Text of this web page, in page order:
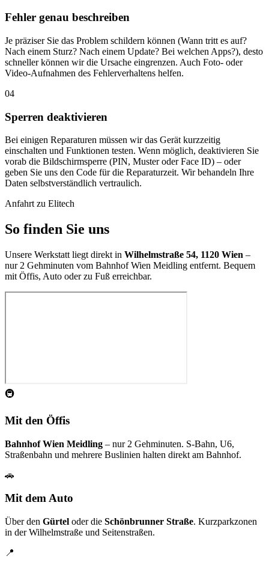
Fehler genau beschreiben
Je präziser Sie das Problem schildern können (Wann tritt es auf?
Nach einem Sturz? Nach einem Update? Bei welchen Apps?), desto
schneller können wir die Ursache eingrenzen. Auch Foto- oder
Video-Aufnahmen des Fehlerverhaltens helfen.
04
Sperren deaktivieren
Bei einigen Reparaturen müssen wir das Gerät kurzzeitig
einschalten und Funktionen testen. Wenn möglich, deaktivieren Sie
vorab die Bildschirmsperre (PIN, Muster oder Face ID) – oder
geben Sie uns den Code für die Reparaturzeit. Wir behandeln Ihre
Daten selbstverständlich vertraulich.
Anfahrt zu Elitech
So finden Sie uns
Unsere Werkstatt liegt direkt in Wilhelmstraße 54, 1120 Wien –
nur 2 Gehminuten vom Bahnhof Wien Meidling entfernt. Bequem
mit Öffis, Auto oder zu Fuß erreichbar.
🚇
Mit den Öffis
Bahnhof Wien Meidling – nur 2 Gehminuten. S-Bahn, U6,
Straßenbahn und mehrere Buslinien halten direkt am Bahnhof.
🚗
Mit dem Auto
Über den Gürtel oder die Schönbrunner Straße. Kurzparkzonen
in der Wilhelmstraße und Seitenstraßen.
📍